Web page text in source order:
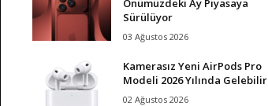
Önümüzdeki Ay Piyasaya
Sürülüyor
03 Ağustos 2026
Kamerasız Yeni AirPods Pro
Modeli 2026 Yılında Gelebilir
02 Ağustos 2026